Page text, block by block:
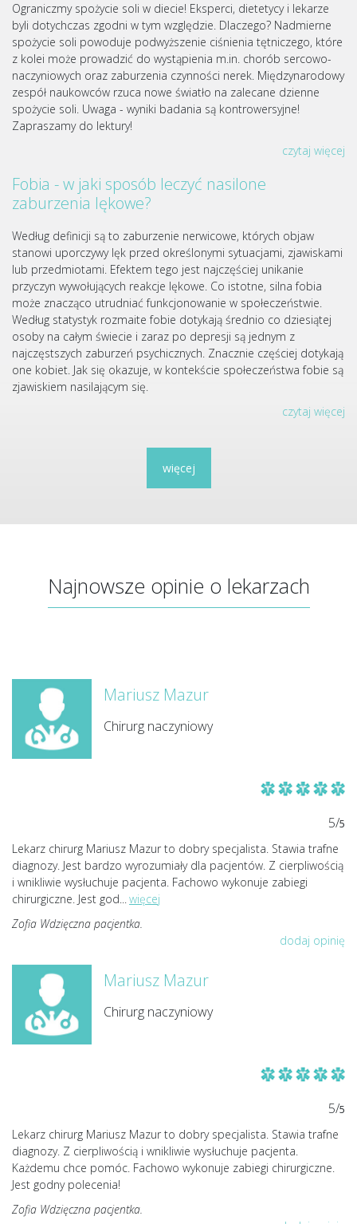
Ograniczmy spożycie soli w diecie! Eksperci, dietetycy i lekarze
byli dotychczas zgodni w tym względzie. Dlaczego? Nadmierne
spożycie soli powoduje podwyższenie ciśnienia tętniczego, które
z kolei może prowadzić do wystąpienia m.in. chorób sercowo-
naczyniowych oraz zaburzenia czynności nerek. Międzynarodowy
zespół naukowców rzuca nowe światło na zalecane dzienne
spożycie soli. Uwaga - wyniki badania są kontrowersyjne!
Zapraszamy do lektury!
czytaj więcej
Fobia - w jaki sposób leczyć nasilone
zaburzenia lękowe?
Według definicji są to zaburzenie nerwicowe, których objaw
stanowi uporczywy lęk przed określonymi sytuacjami, zjawiskami
lub przedmiotami. Efektem tego jest najczęściej unikanie
przyczyn wywołujących reakcje lękowe. Co istotne, silna fobia
może znacząco utrudniać funkcjonowanie w społeczeństwie.
Według statystyk rozmaite fobie dotykają średnio co dziesiątej
osoby na całym świecie i zaraz po depresji są jednym z
najczęstszych zaburzeń psychicznych. Znacznie częściej dotykają
one kobiet. Jak się okazuje, w kontekście społeczeństwa fobie są
zjawiskiem nasilającym się.
czytaj więcej
więcej
Najnowsze opinie o lekarzach
Mariusz Mazur
Chirurg naczyniowy
5/5
Lekarz chirurg Mariusz Mazur to dobry specjalista. Stawia trafne
diagnozy. Jest bardzo wyrozumiały dla pacjentów. Z cierpliwością
i wnikliwie wysłuchuje pacjenta. Fachowo wykonuje zabiegi
chirurgiczne. Jest god...więcej
Zofia Wdzięczna pacjentka.
dodaj opinię
Mariusz Mazur
Chirurg naczyniowy
5/5
Lekarz chirurg Mariusz Mazur to dobry specjalista. Stawia trafne
diagnozy. Z cierpliwością i wnikliwie wysłuchuje pacjenta.
Każdemu chce pomóc. Fachowo wykonuje zabiegi chirurgiczne.
Jest godny polecenia!
Zofia Wdzięczna pacjentka.